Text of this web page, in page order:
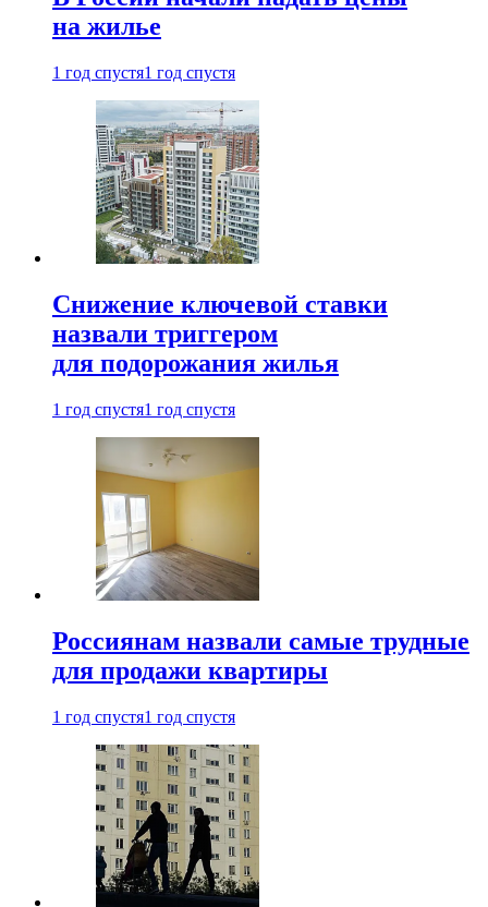
на жилье
1 год спустя1 год спустя
Снижение ключевой ставки
назвали триггером
для подорожания жилья
1 год спустя1 год спустя
Россиянам назвали самые трудные
для продажи квартиры
1 год спустя1 год спустя